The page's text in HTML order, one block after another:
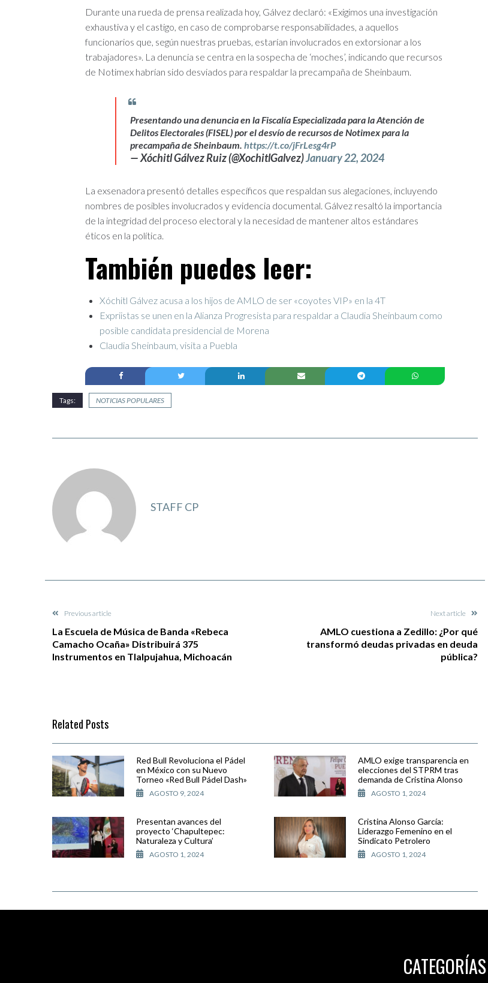
Durante una rueda de prensa realizada hoy, Gálvez declaró: «Exigimos una investigación
exhaustiva y el castigo, en caso de comprobarse responsabilidades, a aquellos
funcionarios que, según nuestras pruebas, estarían involucrados en extorsionar a los
trabajadores». La denuncia se centra en la sospecha de ‘moches’, indicando que recursos
de Notimex habrían sido desviados para respaldar la precampaña de Sheinbaum.
Presentando una denuncia en la Fiscalía Especializada para la Atención de
Delitos Electorales (FISEL) por el desvío de recursos de Notimex para la
precampaña de Sheinbaum. https://t.co/jFrLesg4rP
— Xóchitl Gálvez Ruiz (@XochitlGalvez)January 22, 2024
La exsenadora presentó detalles específicos que respaldan sus alegaciones, incluyendo
nombres de posibles involucrados y evidencia documental. Gálvez resaltó la importancia
de la integridad del proceso electoral y la necesidad de mantener altos estándares
éticos en la política.
También puedes leer:
Xóchitl Gálvez acusa a los hijos de AMLO de ser «coyotes VIP» en la 4T
Expriistas se unen en la Alianza Progresista para respaldar a Claudia Sheinbaum como
posible candidata presidencial de Morena
Claudia Sheinbaum, visita a Puebla
Tags: NOTICIAS POPULARES
STAFF CP
Previous article
La Escuela de Música de Banda «Rebeca
Camacho Ocaña» Distribuirá 375
Instrumentos en Tlalpujahua, Michoacán
Next article
AMLO cuestiona a Zedillo: ¿Por qué
transformó deudas privadas en deuda
pública?
Related Posts
Red Bull Revoluciona el Pádel
en México con su Nuevo
Torneo «Red Bull Pádel Dash»
AGOSTO 9, 2024
AMLO exige transparencia en
elecciones del STPRM tras
demanda de Cristina Alonso
AGOSTO 1, 2024
Presentan avances del
proyecto ‘Chapultepec:
Naturaleza y Cultura’
AGOSTO 1, 2024
Cristina Alonso García:
Liderazgo Femenino en el
Sindicato Petrolero
AGOSTO 1, 2024
CATEGORÍAS